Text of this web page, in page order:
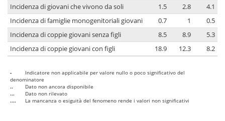
Incidenza di giovani che vivono da soli 1.5 2.8
4.1
Incidenza di famiglie monogenitoriali giovani
0.7 1
0.5
Incidenza di coppie giovani senza figli
8.5 8.9
5.3
Incidenza di coppie giovani con figli
18.9 12.3 8.2
-
Indicatore non applicabile per valore nullo o poco significativo del
denominatore
..
Dato non ancora disponibile
...
Dato non rilevato
....
La mancanza o esiguità del fenomeno rende i valori non significativi